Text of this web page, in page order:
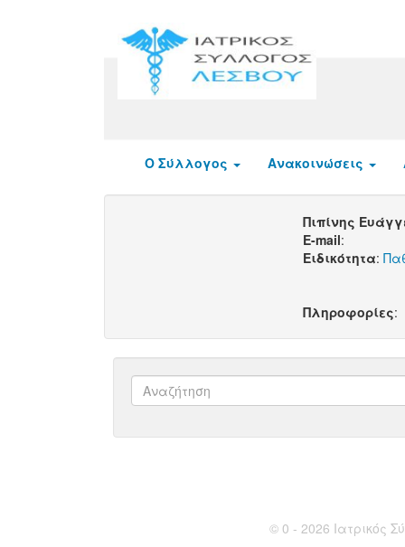
Ο Σύλλογος Ανακοινώσεις
Πιπίνης
E-mail:
Ειδικότητα:
Πληροφορίες:
© 0 - 2026 Ιατρικός